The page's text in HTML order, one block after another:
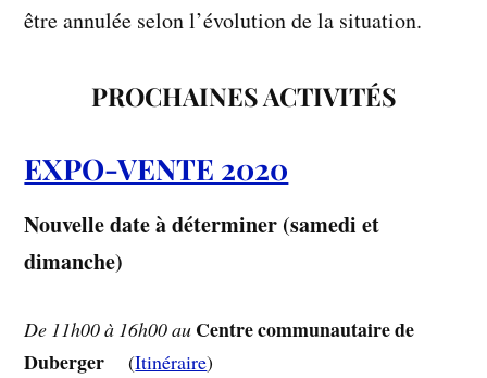
être annulée selon l’évolution de la situation.
PROCHAINES ACTIVITÉS
EXPO-VENTE 2020
Nouvelle date à déterminer (samedi et
dimanche)
De 11h00 à 16h00 au Centre communautaire de
Duberger (Itinéraire)